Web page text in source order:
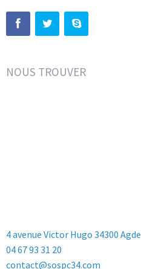
NOUS TROUVER
4 avenue Victor Hugo 34300 Agde
04 67 93 31 20
contact@sospc34.com